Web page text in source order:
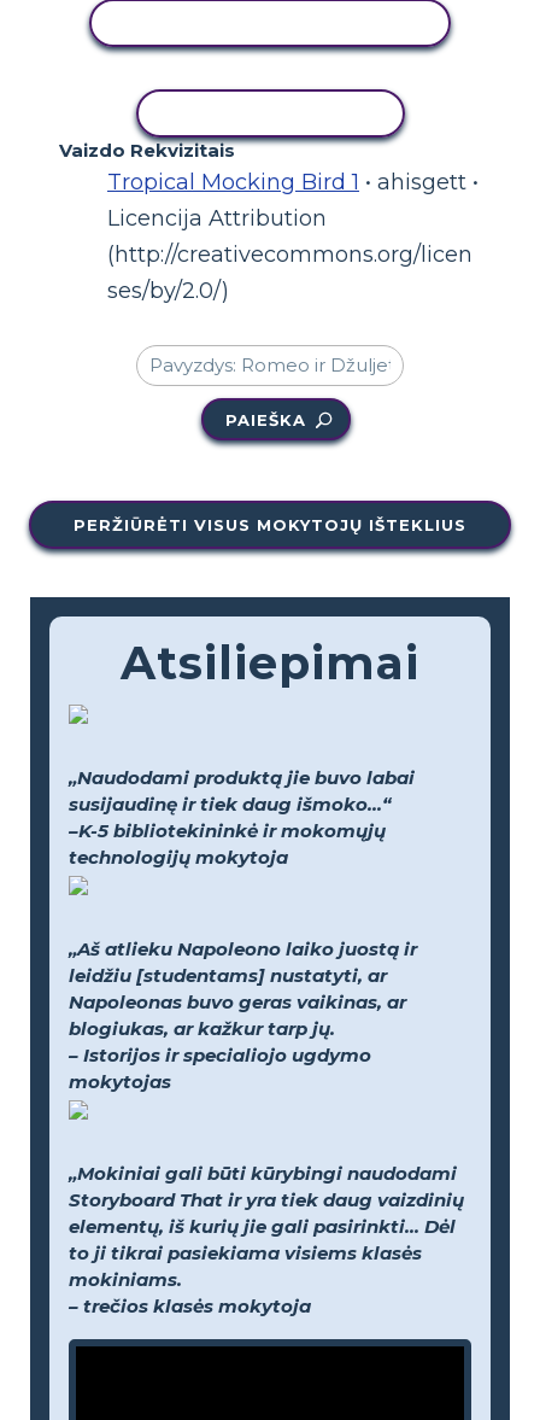
Vaizdo Rekvizitais
Tropical Mocking Bird 1 • ahisgett •
Licencija Attribution
(http://creativecommons.org/licen
ses/by/2.0/)
PAIEŠKA
PERŽIŪRĖTI VISUS MOKYTOJŲ IŠTEKLIUS
Atsiliepimai
„Naudodami produktą jie buvo labai
susijaudinę ir tiek daug išmoko...“
–K-5 bibliotekininkė ir mokomųjų
technologijų mokytoja
„Aš atlieku Napoleono laiko juostą ir
leidžiu [studentams] nustatyti, ar
Napoleonas buvo geras vaikinas, ar
blogiukas, ar kažkur tarp jų.
– Istorijos ir specialiojo ugdymo
mokytojas
„Mokiniai gali būti kūrybingi naudodami
Storyboard That ir yra tiek daug vaizdinių
elementų, iš kurių jie gali pasirinkti... Dėl
to ji tikrai pasiekiama visiems klasės
mokiniams.
– trečios klasės mokytoja